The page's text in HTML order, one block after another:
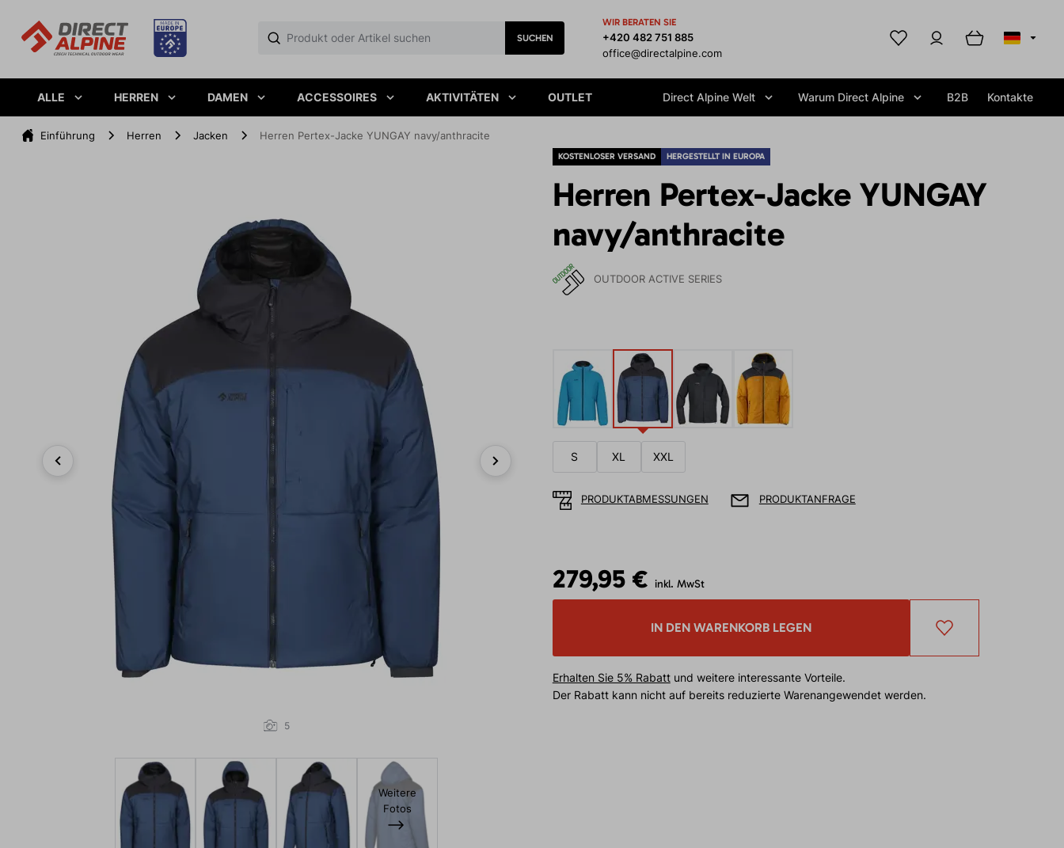
SUCHEN
WIR BERATEN SIE
+420 482 751 885
office@directalpine.com
ALLE HERREN DAMEN ACCESSOIRES AKTIVITÄTEN OUTLET Direct Alpine Welt Warum Direct Alpine B2B Kontakte
Einführung Herren Jacken Herren Pertex-Jacke YUNGAY navy/anthracite
KOSTENLOSER VERSAND HERGESTELLT IN EUROPA
Herren Pertex-Jacke YUNGAY
navy/anthracite
OUTDOOR ACTIVE SERIES
5
Weitere
Fotos
S XL XXL
PRODUKTABMESSUNGEN PRODUKTANFRAGE
279,95 € inkl. MwSt
IN DEN WARENKORB LEGEN
Erhalten Sie 5% Rabattund weitere interessante Vorteile.
Der Rabatt kann nicht auf bereits reduzierte Warenangewendet werden.